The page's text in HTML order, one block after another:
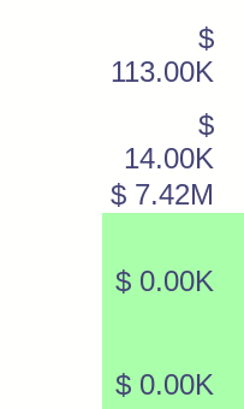
$
113.00K
$
14.00K
$ 7.42M
$ 0.00K
$ 0.00K